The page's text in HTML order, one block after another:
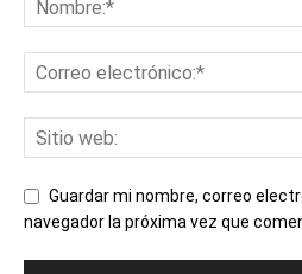
Guardar mi nombre, correo
navegador la próxima vez que